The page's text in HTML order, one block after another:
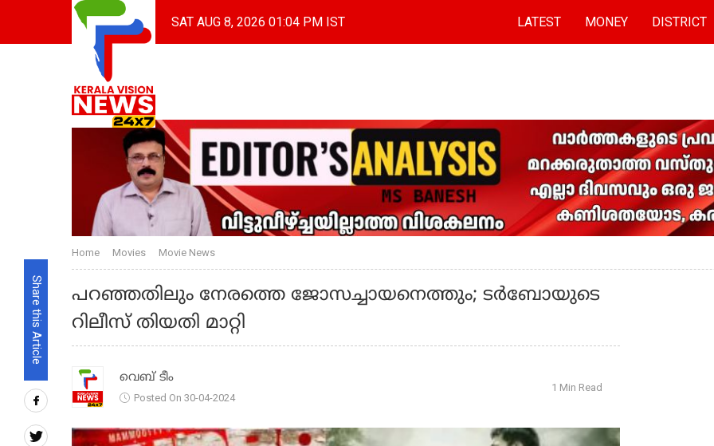
SAT AUG 8, 2026 01:04 PM IST LATEST MONEY DISTRICT
Share this Article
Home Movies Movie News
പറഞ്ഞതിലും നേരത്തെ ജോസച്ചായനെത്തും; ടർബോയുടെ
റിലീസ് തിയതി മാറ്റി
വെബ് ടീം
Posted On 30-04-2024
1 Min Read